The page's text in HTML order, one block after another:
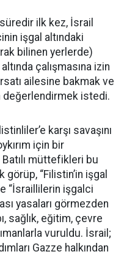
süredir ilk kez, İsrail
işgal altındaki
bilinen yerlerde)
çalışmasına izin
ailesine bakmak ve
değerlendirmek istedi.
karşı savaşını
için bir
müttefikleri bu
görüp, “Filistin’in işgal
“İsraillilerin işgalci
yasaları görmezden
sağlık, eğitim, çevre
vuruldu. İsrail;
Gazze halkından